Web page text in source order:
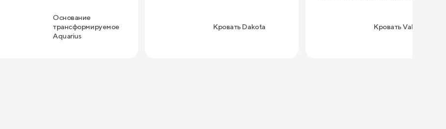
Основание
трансформируемое
Aquarius
Кровать Dakota
качественно, не создаёт ощущения
Кровать Valencia